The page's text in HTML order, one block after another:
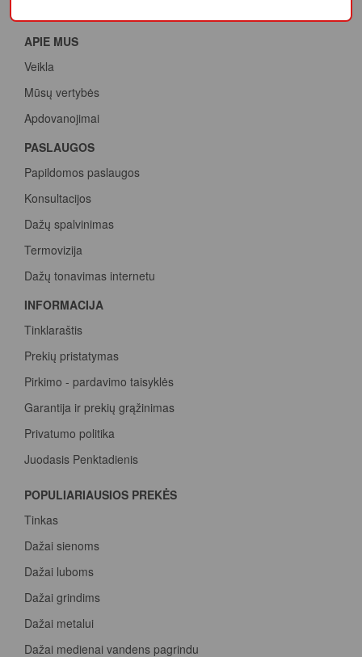
APIE MUS
Veikla
Mūsų vertybės
Apdovanojimai
PASLAUGOS
Papildomos paslaugos
Konsultacijos
Dažų spalvinimas
Termovizija
Dažų tonavimas internetu
INFORMACIJA
Tinklaraštis
Prekių pristatymas
Pirkimo - pardavimo taisyklės
Garantija ir prekių grąžinimas
Privatumo politika
Juodasis Penktadienis
POPULIARIAUSIOS PREKĖS
Tinkas
Dažai sienoms
Dažai luboms
Dažai grindims
Dažai metalui
Dažai medienai vandens pagrindu